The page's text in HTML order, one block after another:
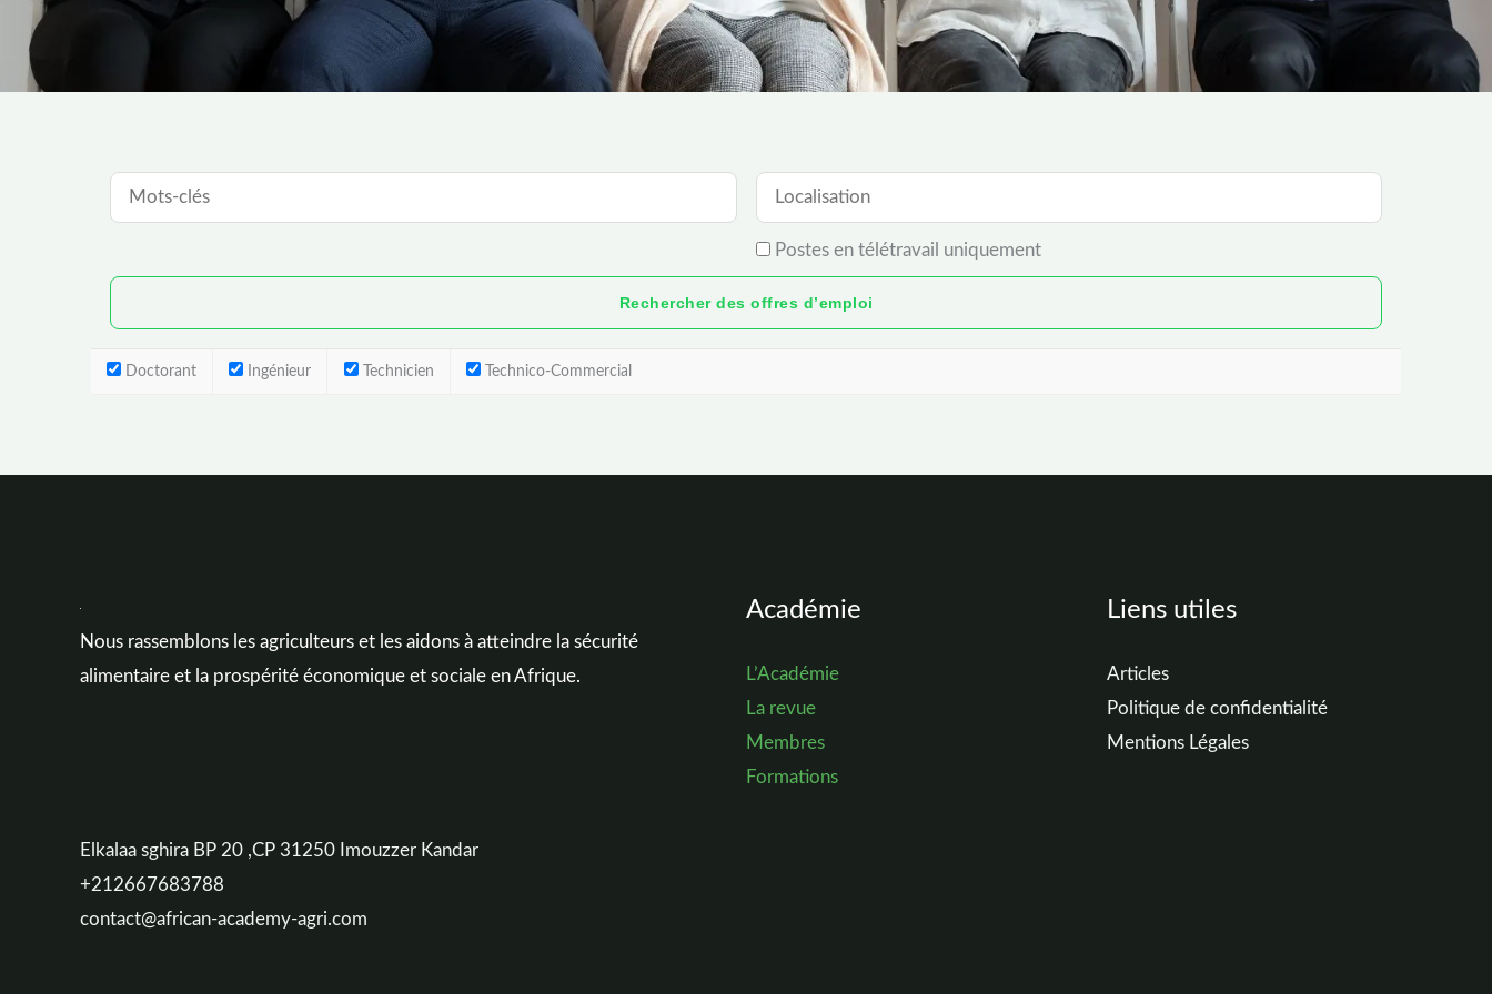
Postes en télétravail uniquement
Doctorant Ingénieur Technicien Technico-Commercial
Nous rassemblons les agriculteurs et les aidons à atteindre la sécurité
alimentaire et la prospérité économique et sociale en Afrique.
Elkalaa sghira BP 20 ,CP 31250 Imouzzer Kandar
+212667683788
contact@african-academy-agri.com
Académie
L’Académie
La revue
Membres
Formations
Liens utiles
Articles
Politique de confidentialité
Mentions Légales